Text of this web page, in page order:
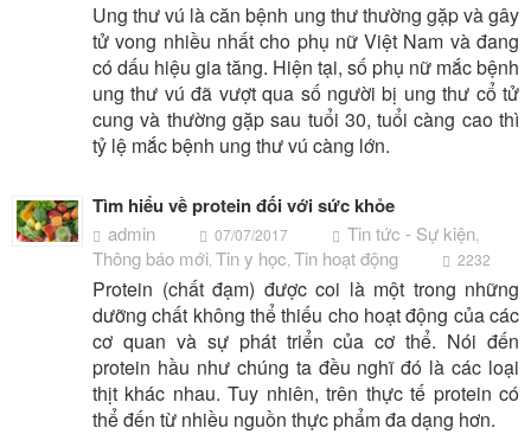
Ung thư vú là căn bệnh ung thư thường gặp và gây
tử vong nhiều nhất cho phụ nữ Việt Nam và đang
có dấu hiệu gia tăng. Hiện tại, số phụ nữ mắc bệnh
ung thư vú đã vượt qua số người bị ung thư cổ tử
cung và thường gặp sau tuổi 30, tuổi càng cao thì
tỷ lệ mắc bệnh ung thư vú càng lớn.
Tìm hiểu về protein đối với sức khỏe
admin 07/07/2017 Tin tức - Sự kiện
Thông báo mới Tin y học Tin hoạt động 2232
Protein (chất đạm) được coi là một trong những
dưỡng chất không thể thiếu cho hoạt động của các
cơ quan và sự phát triển của cơ thể. Nói đến
protein hầu như chúng ta đều nghĩ đó là các loại
thịt khác nhau. Tuy nhiên, trên thực tế protein có
thể đến từ nhiều nguồn thực phẩm đa dạng hơn.